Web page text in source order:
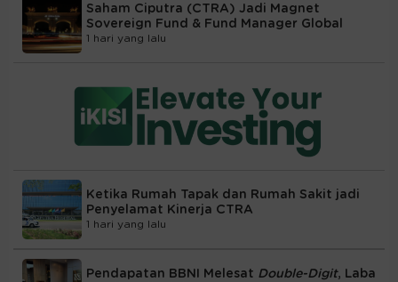
Saham Ciputra (CTRA) Jadi Magnet
Sovereign Fund & Fund Manager Global
1 hari yang lalu
Ketika Rumah Tapak dan Rumah Sakit jadi
Penyelamat Kinerja CTRA
1 hari yang lalu
Pendapatan BBNI Melesat Double-Digit, Laba